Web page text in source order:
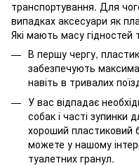
транспортування. Для
випадках аксесуари як
Які мають масу гідностей
В першу чергу,
забезпечують
навіть в тривалих
У вас відпадає
собак і часті зупинки
хороший пластиковий
можете у нашому
туалетних гранул.